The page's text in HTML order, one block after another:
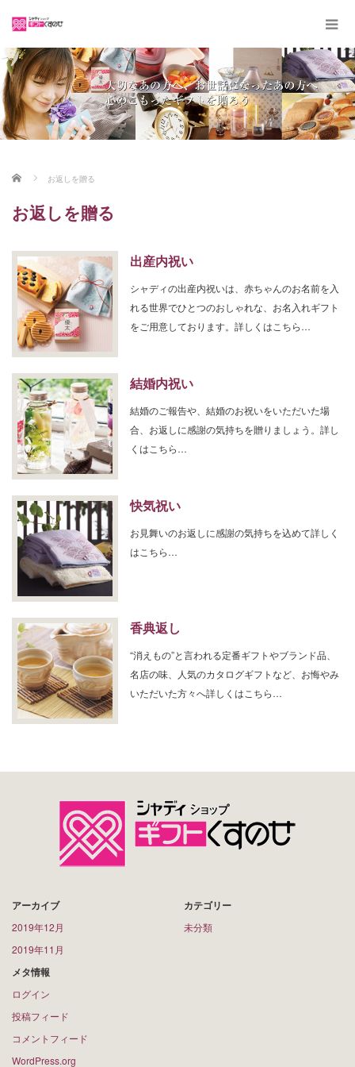
ホーム お返しを贈る
お返しを贈る
出産内祝い
シャディの出産内祝いは、赤ちゃんのお名前を入
れる世界でひとつのおしゃれな、お名入れギフト
をご用意しております。詳しくはこちら…
結婚内祝い
結婚のご報告や、結婚のお祝いをいただいた場
合、お返しに感謝の気持ちを贈りましょう。詳し
くはこちら…
快気祝い
お見舞いのお返しに感謝の気持ちを込めて詳しく
はこちら…
香典返し
“消えもの”と言われる定番ギフトやブランド品、
名店の味、人気のカタログギフトなど、お悔やみ
いただいた方々へ詳しくはこちら…
アーカイブ
2019年12月
2019年11月
カテゴリー
未分類
メタ情報
ログイン
投稿フィード
コメントフィード
WordPress.org